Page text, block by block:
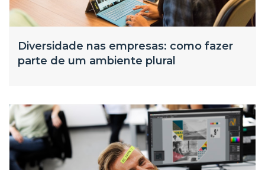
Diversidade nas empresas: como fazer
parte de um ambiente plural